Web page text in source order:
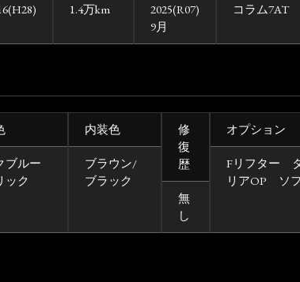
1.4万km
2025(R07)
9月
コラム7AT
ブルー
ック
内装色
ブラウン/
ブラック
修
復
歴
無
し
オプション
Fリフター
リアOP ソ